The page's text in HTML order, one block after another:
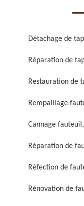
chaise et siège
Rénovation de
Détachage de
Réparation de
Restauration de
Rempaillage
Cannage
Réparation de
Réfection de
Rénovation de